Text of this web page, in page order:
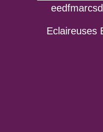
Eclaireuses